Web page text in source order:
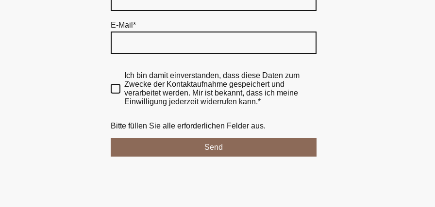
E-Mail *
Ich bin damit einverstanden, dass diese Daten zum
Zwecke der Kontaktaufnahme gespeichert und
verarbeitet werden. Mir ist bekannt, dass ich meine
Einwilligung jederzeit widerrufen kann.*
Bitte füllen Sie alle erforderlichen Felder aus.
Send